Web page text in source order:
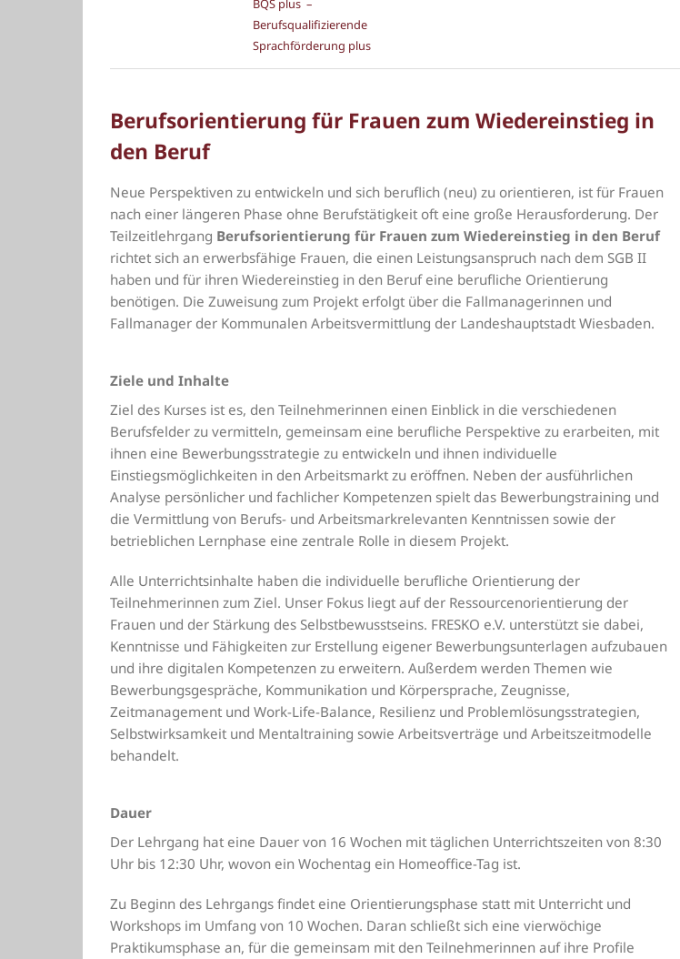
BQS plus –
Berufsqualifizierende
Sprachförderung plus
Berufsorientierung für Frauen zum Wiedereinstieg in
den Beruf
Neue Perspektiven zu entwickeln und sich beruflich (neu) zu orientieren, ist für Frauen
nach einer längeren Phase ohne Berufstätigkeit oft eine große Herausforderung. Der
Teilzeitlehrgang Berufsorientierung für Frauen zum Wiedereinstieg in den Beruf
richtet sich an erwerbsfähige Frauen, die einen Leistungsanspruch nach dem SGB II
haben und für ihren Wiedereinstieg in den Beruf eine berufliche Orientierung
benötigen. Die Zuweisung zum Projekt erfolgt über die Fallmanagerinnen und
Fallmanager der Kommunalen Arbeitsvermittlung der Landeshauptstadt Wiesbaden.
Ziele und Inhalte
Ziel des Kurses ist es, den Teilnehmerinnen einen Einblick in die verschiedenen
Berufsfelder zu vermitteln, gemeinsam eine berufliche Perspektive zu erarbeiten, mit
ihnen eine Bewerbungsstrategie zu entwickeln und ihnen individuelle
Einstiegsmöglichkeiten in den Arbeitsmarkt zu eröffnen. Neben der ausführlichen
Analyse persönlicher und fachlicher Kompetenzen spielt das Bewerbungstraining und
die Vermittlung von Berufs- und Arbeitsmarkrelevanten Kenntnissen sowie der
betrieblichen Lernphase eine zentrale Rolle in diesem Projekt.
Alle Unterrichtsinhalte haben die individuelle berufliche Orientierung der
Teilnehmerinnen zum Ziel. Unser Fokus liegt auf der Ressourcenorientierung der
Frauen und der Stärkung des Selbstbewusstseins. FRESKO e.V. unterstützt sie dabei,
Kenntnisse und Fähigkeiten zur Erstellung eigener Bewerbungsunterlagen aufzubauen
und ihre digitalen Kompetenzen zu erweitern. Außerdem werden Themen wie
Bewerbungsgespräche, Kommunikation und Körpersprache, Zeugnisse,
Zeitmanagement und Work-Life-Balance, Resilienz und Problemlösungsstrategien,
Selbstwirksamkeit und Mentaltraining sowie Arbeitsverträge und Arbeitszeitmodelle
behandelt.
Dauer
Der Lehrgang hat eine Dauer von 16 Wochen mit täglichen Unterrichtszeiten von 8:30
Uhr bis 12:30 Uhr, wovon ein Wochentag ein Homeoffice-Tag ist.
Zu Beginn des Lehrgangs findet eine Orientierungsphase statt mit Unterricht und
Workshops im Umfang von 10 Wochen. Daran schließt sich eine vierwöchige
Praktikumsphase an, für die gemeinsam mit den Teilnehmerinnen auf ihre Profile